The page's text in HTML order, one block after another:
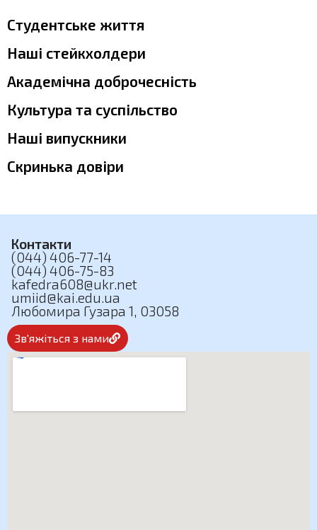
Студентське життя
Наші стейкхолдери
Академічна доброчесність
Культура та суспільство
Наші випускники
Скринька довіри
Контакти
(044) 406-77-14
(044) 406-75-83
kafedra608@ukr.net
umiid@kai.edu.ua
Любомира Гузара 1, 03058
Зв'яжіться з нами